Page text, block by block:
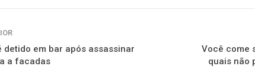
detido em bar após assassinar
a facadas
Você come
quais não